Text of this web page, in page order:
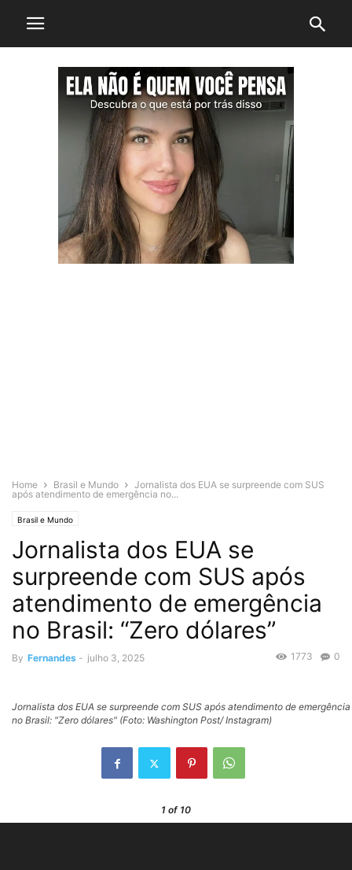
Home Brasil e Mundo
Jornalista dos EUA se surpreende com SUS
após atendimento de emergência no...
Brasil e Mundo
Jornalista dos EUA se
surpreende com SUS após
atendimento de emergência
no Brasil: “Zero dólares”
By Fernandes - julho 3, 2025 0
1773
Jornalista dos EUA se surpreende com SUS após atendimento de emergência
no Brasil: "Zero dólares" (Foto: Washington Post/ Instagram)
1 of 10